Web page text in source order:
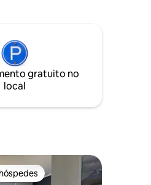
cama extra mediante
de Banho Terra
a gás
✔️Lavanderiagratuito no
local
preferidos dos hóspedes